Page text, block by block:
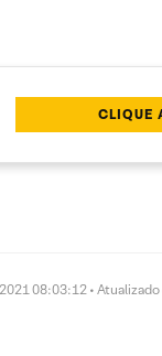
CLIQUE
08:03:12 •